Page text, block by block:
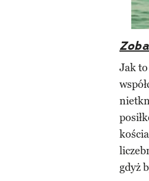
Jak
gdyż